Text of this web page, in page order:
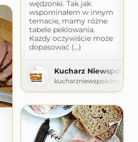
wędzonki. Tak jak
wspominałem w innym
temacie, mamy różne
tabele peklowania.
Każdy oczywiście może
dopasować (...)
Kucharz